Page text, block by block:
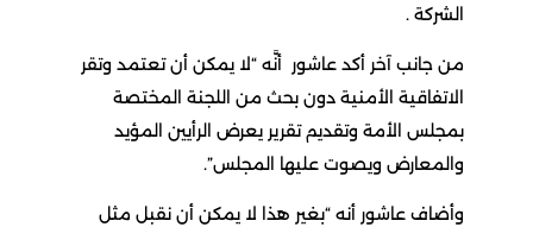
الشركة .
من جانب آخر أكد عاشور أنَّه “لا يمكن أن تعتمد وتقر
الاتفاقية الأمنية دون بحث من اللجنة المختصة
بمجلس الأمة وتقديم تقرير يعرض الرأيين المؤيد
والمعارض ويصوت عليها المجلس”.
وأضاف عاشور أنه “بغير هذا لا يمكن أن نقبل مثل